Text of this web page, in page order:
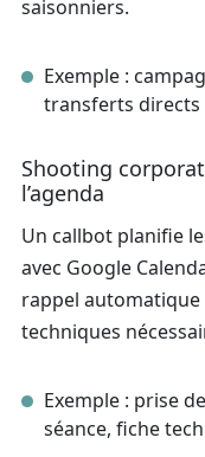
saisonniers.
Exemple :
transferts directs
Shooting
l’agenda
Un callbot planifie
avec Google
rappel
techniques
Exemple : prise
séance, fiche